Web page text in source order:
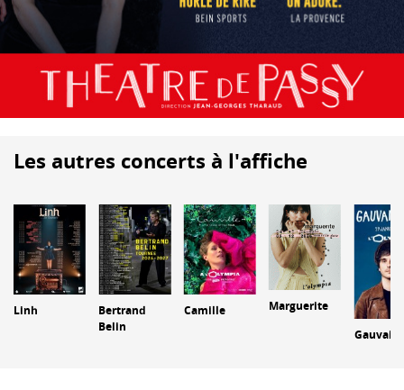
Les autres concerts à l'affiche
Linh
Bertrand
Belin
Camille
Marguerite
Gauvain